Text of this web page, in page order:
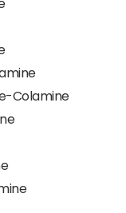
Colamine